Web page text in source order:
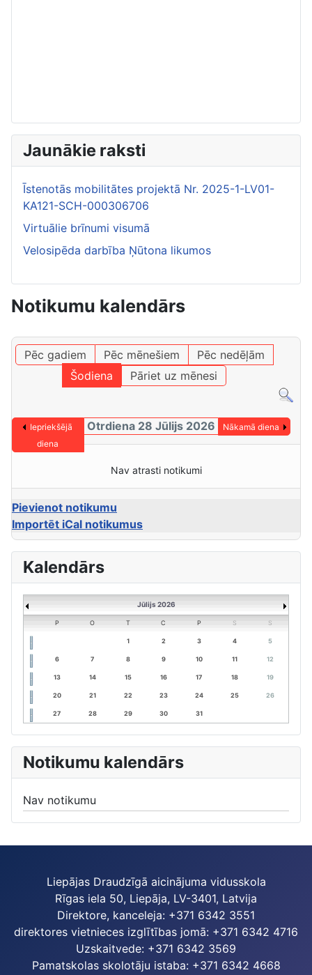
Jaunākie raksti
Īstenotās mobilitātes projektā Nr. 2025-1-LV01-
KA121-SCH-000306706
Virtuālie brīnumi visumā
Velosipēda darbība Ņūtona likumos
Notikumu kalendārs
Pēc gadiem Pēc mēnešiem
Pēc nedēļām
Šodiena
Pāriet uz mēnesi
Iepriekšējā
diena
Otrdiena 28 Jūlijs 2026 Nākamā diena
Nav atrasti notikumi
Pievienot notikumu
Importēt iCal notikumus
Kalendārs
Jūlijs 2026
P O T C P S S
1 2 3 4 5
6 7 8 9 10 11 12
13 14 15 16 17 18 19
20 21 22 23 24 25 26
27 28 29 30 31
Notikumu kalendārs
Nav notikumu
Liepājas Draudzīgā aicinājuma vidusskola
Rīgas iela 50, Liepāja, LV-3401, Latvija
Direktore, kanceleja: +371 6342 3551
direktores vietnieces izglītības jomā: +371 6342 4716
Uzskaitvede: +371 6342 3569
Pamatskolas skolotāju istaba: +371 6342 4668